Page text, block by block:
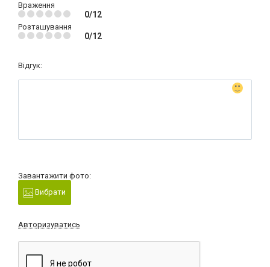
Враження
0/12
Розташування
0/12
Відгук:
Завантажити фото:
Вибрати
Авторизуватись